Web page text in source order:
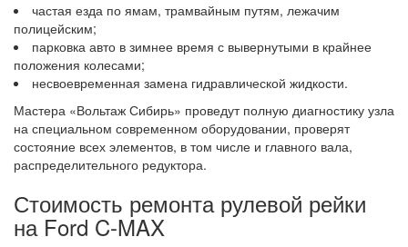
частая езда по ямам, трамвайным путям, лежачим
полицейским;
парковка авто в зимнее время с вывернутыми в крайнее
положения колесами;
несвоевременная замена гидравлической жидкости.
Мастера «Вольтаж Сибирь» проведут полную диагностику узла
на специальном современном оборудовании, проверят
состояние всех элементов, в том числе и главного вала,
распределительного редуктора.
Стоимость ремонта рулевой рейки
на Ford C-MAX